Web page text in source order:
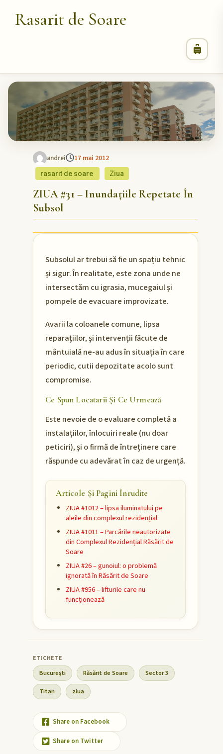
Rasarit de Soare
andrei 17 mai 2012
rasarit de soare Ziua
ZIUA #31 – Inundațiile Repetate În
Subsol
Subsolul ar trebui să fie un spațiu tehnic
și sigur. În realitate, este zona unde ne
intersectăm cu igrasia, mucegaiul și
pompele de evacuare improvizate.
Avarii la coloanele comune, lipsa
reparațiilor, și intervenții făcute de
mântuială ne-au adus în situația în care
periodic, cutii depozitate acolo sunt
compromise.
Ce Spun Locatarii Și Ce Urmează
Este nevoie de o evaluare completă a
instalațiilor, înlocuiri reale (nu doar
peticiri), și o firmă de întreținere care
răspunde cu adevărat în caz de urgență.
Articole Și Pagini Înrudite
ZIUA #1012 – lipsa iluminatului pe
aleile din complexul rezidențial
ZIUA #1011 – Parcările neautorizate
din Complexul Rezidențial Răsărit de
Soare
ZIUA #26 – gunoiul: o problemă
ignorată în Răsărit de Soare
ZIUA #956 – lifturile care nu
funcționează
București Răsărit de Soare Sector 3
Titan ziua
Share on Facebook
Share on Twitter